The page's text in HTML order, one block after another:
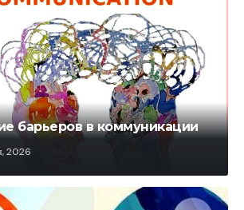
барьеров в коммуникации
2026